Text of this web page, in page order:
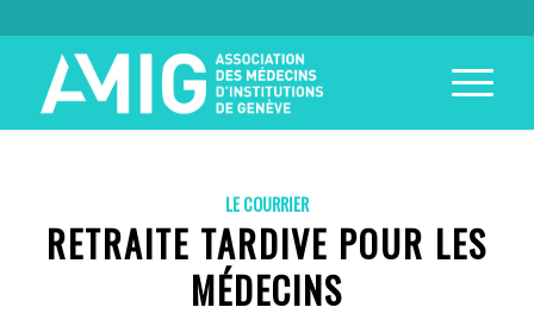
LE COURRIER
RETRAITE TARDIVE POUR LES
MÉDECINS